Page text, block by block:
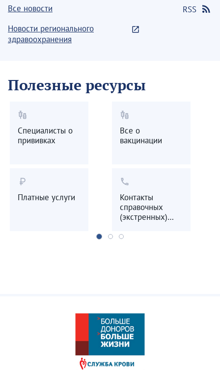
Все новости
RSS
Новости регионального
здравоохранения
Полезные ресурсы
vaccines
Специалисты о
прививках
vaccines
Все о
вакцинации
currency_ruble
Платные услуги
call
Контакты
справочных
(экстренных)